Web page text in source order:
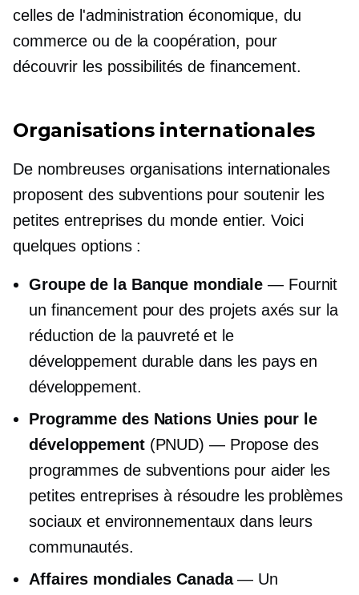
celles de l'administration économique, du
commerce ou de la coopération, pour
découvrir les possibilités de financement.
Organisations internationales
De nombreuses organisations internationales
proposent des subventions pour soutenir les
petites entreprises du monde entier. Voici
quelques options :
Groupe de la Banque mondiale — Fournit
un financement pour des projets axés sur la
réduction de la pauvreté et le
développement durable dans les pays en
développement.
Programme des Nations Unies pour le
développement(PNUD) — Propose des
programmes de subventions pour aider les
petites entreprises à résoudre les problèmes
sociaux et environnementaux dans leurs
communautés.
Affaires mondiales Canada— Un